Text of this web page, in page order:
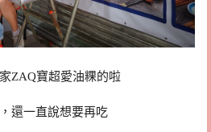
ZAQ寶超愛油粿的啦
還一直說想要再吃